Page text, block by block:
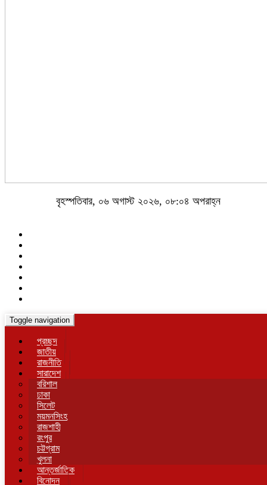
বৃহস্পতিবার, ০৬ অগাস্ট ২০২৬, ০৮:০৪ অপরাহ্ন
Toggle navigation
প্রচ্ছদ
জাতীয়
রাজনীতি
সারাদেশ
বরিশাল
ঢাকা
সিলেট
ময়মনসিংহ
রাজশাহী
রংপুর
চট্টগ্রাম
খুলনা
আন্তর্জাতিক
বিনোদন